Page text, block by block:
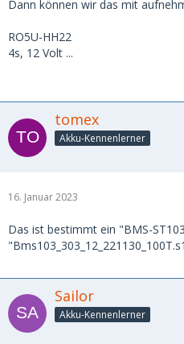
Dann können wir das mit
RO5U-HH22
4s, 12 Volt ...
tomex
Akku-Kennenlerner
16. Januar 2023
Das ist bestimmt ein "BMS-
Sailor
Akku-Kennenlerner